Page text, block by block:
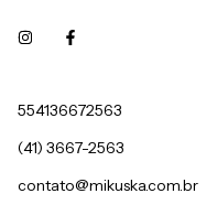
554136672563
(41) 3667-2563
contato@mikuska.com.br